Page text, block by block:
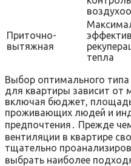
Приточно-
вытяжная
тепла
Выбор оптимального
для квартиры зависит от
включая бюджет,
проживающих людей и
предпочтения․ Прежде
вентиляции в квартире
тщательно
выбрать наиболее